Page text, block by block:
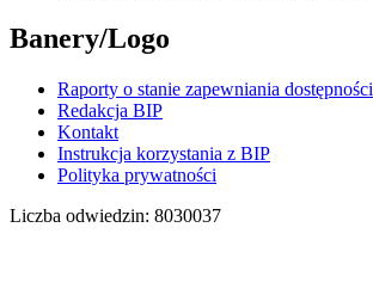
Banery/Logo
Raporty o stanie zapewniania dostępności
Redakcja BIP
Kontakt
Instrukcja korzystania z BIP
Polityka prywatności
Liczba odwiedzin: 8030037